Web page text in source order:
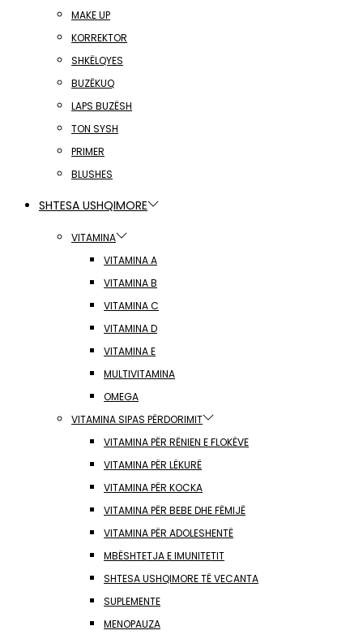
MAKE UP
KORREKTOR
SHKËLQYES
BUZËKUQ
LAPS BUZËSH
TON SYSH
PRIMER
BLUSHES
SHTESA USHQIMORE
VITAMINA
VITAMINA A
VITAMINA B
VITAMINA C
VITAMINA D
VITAMINA E
MULTIVITAMINA
OMEGA
VITAMINA SIPAS PËRDORIMIT
VITAMINA PËR RËNIEN E FLOKËVE
VITAMINA PËR LËKURË
VITAMINA PËR KOCKA
VITAMINA PËR BEBE DHE FËMIJË
VITAMINA PËR ADOLESHENTË
MBËSHTETJA E IMUNITETIT
SHTESA USHQIMORE TË VECANTA
SUPLEMENTE
MENOPAUZA